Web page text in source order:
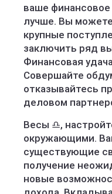
ваше
лучше. Вы
крупные
заключить ряд
Финансовая
Совершайте
отказывайтесь
деловом
Весы ♎️,
окружающими.
существующие
получение
новые